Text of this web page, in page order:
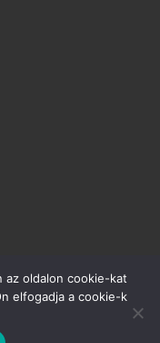
évelők, örökzöldek,
termesztése,
az oldalon cookie-kat
elfogadja a cookie-k